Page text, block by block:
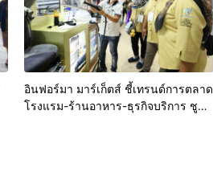
อินฟอร์มา มาร์เก็ตส์ ชี้เทรนด์การตลาด
โรงแรม-ร้านอาหาร-ธุรกิจบริการ ชูสุข